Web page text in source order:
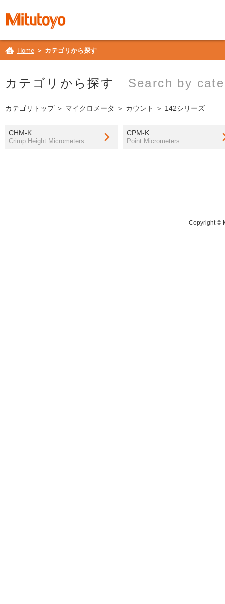
Home ＞ カテゴリから探す
カテゴリから探す Search by
カテゴリトップ ＞ マイクロメータ ＞ カウント ＞ 142シリーズ
CHM-K
Crimp Height Micrometers
CPM-K
Point Micrometers
Copyright ©